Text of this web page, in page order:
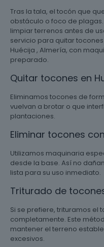
Tras la tala, el tocón que
obstáculo o foco de
limpiar terrenos antes de
servicio para quitar
Huécija , Almería, con
preparado.
Quitar tocones en
Eliminamos tocones de
vuelvan a brotar o que
plantaciones.
Eliminar tocones
Utilizamos maquinaria
desde la base. Así no
lista para su uso inmediato.
Triturado de
Si se prefiere, trituramos el
completamente. Este
mantener el terreno
excesivos.